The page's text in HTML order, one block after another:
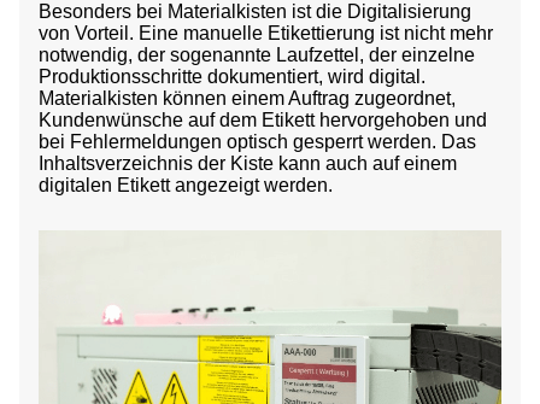
Besonders bei Materialkisten ist die Digitalisierung
von Vorteil. Eine manuelle Etikettierung ist nicht mehr
notwendig, der sogenannte Laufzettel, der einzelne
Produktionsschritte dokumentiert, wird digital.
Materialkisten können einem Auftrag zugeordnet,
Kundenwünsche auf dem Etikett hervorgehoben und
bei Fehlermeldungen optisch gesperrt werden. Das
Inhaltsverzeichnis der Kiste kann auch auf einem
digitalen Etikett angezeigt werden.